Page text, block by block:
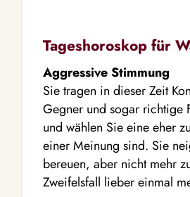
Tageshoroskop für
Aggressive Stimmung
Sie tragen in dieser Zeit
Gegner und sogar richtige
und wählen Sie eine eher
einer Meinung sind. Sie
bereuen, aber nicht mehr
Zweifelsfall lieber einmal